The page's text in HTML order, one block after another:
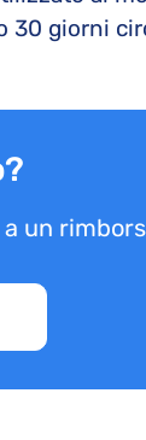
30 giorni
un